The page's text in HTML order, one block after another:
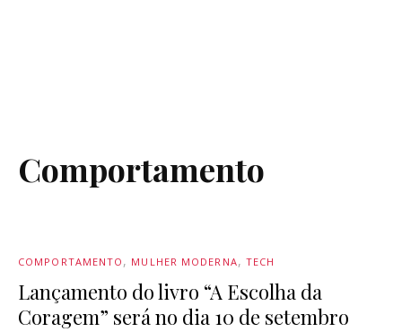
Comportamento
COMPORTAMENTO MULHER MODERNA TECH
Lançamento do livro “A Escolha da
Coragem” será no dia 10 de setembro